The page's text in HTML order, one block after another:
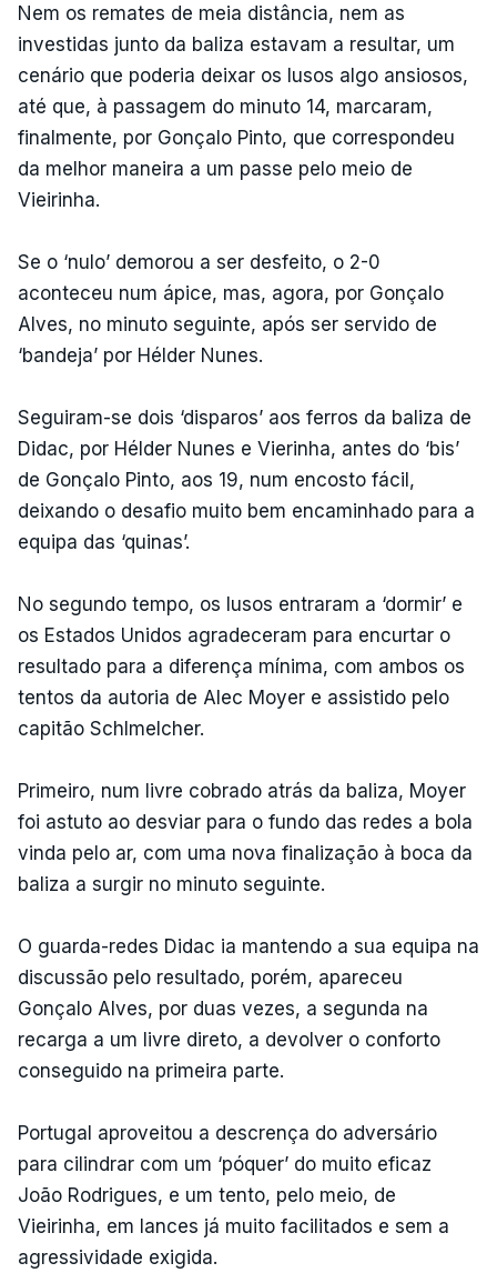
Nem os remates de meia distância, nem as
investidas junto da baliza estavam a resultar, um
cenário que poderia deixar os lusos algo ansiosos,
até que, à passagem do minuto 14, marcaram,
finalmente, por Gonçalo Pinto, que correspondeu
da melhor maneira a um passe pelo meio de
Vieirinha.
Se o ‘nulo’ demorou a ser desfeito, o 2-0
aconteceu num ápice, mas, agora, por Gonçalo
Alves, no minuto seguinte, após ser servido de
‘bandeja’ por Hélder Nunes.
Seguiram-se dois ‘disparos’ aos ferros da baliza de
Didac, por Hélder Nunes e Vierinha, antes do ‘bis’
de Gonçalo Pinto, aos 19, num encosto fácil,
deixando o desafio muito bem encaminhado para a
equipa das ‘quinas’.
No segundo tempo, os lusos entraram a ‘dormir’ e
os Estados Unidos agradeceram para encurtar o
resultado para a diferença mínima, com ambos os
tentos da autoria de Alec Moyer e assistido pelo
capitão Schlmelcher.
Primeiro, num livre cobrado atrás da baliza, Moyer
foi astuto ao desviar para o fundo das redes a bola
vinda pelo ar, com uma nova finalização à boca da
baliza a surgir no minuto seguinte.
O guarda-redes Didac ia mantendo a sua equipa na
discussão pelo resultado, porém, apareceu
Gonçalo Alves, por duas vezes, a segunda na
recarga a um livre direto, a devolver o conforto
conseguido na primeira parte.
Portugal aproveitou a descrença do adversário
para cilindrar com um ‘póquer’ do muito eficaz
João Rodrigues, e um tento, pelo meio, de
Vieirinha, em lances já muito facilitados e sem a
agressividade exigida.